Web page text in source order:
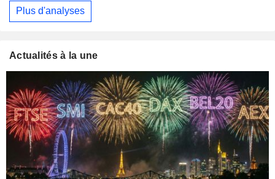
Plus d'analyses
Actualités à la une